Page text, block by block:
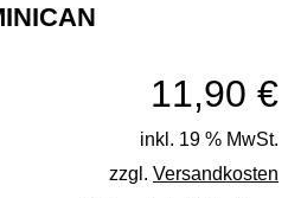
11,90 €
inkl. 19 % MwSt.
zzgl. Versandkosten